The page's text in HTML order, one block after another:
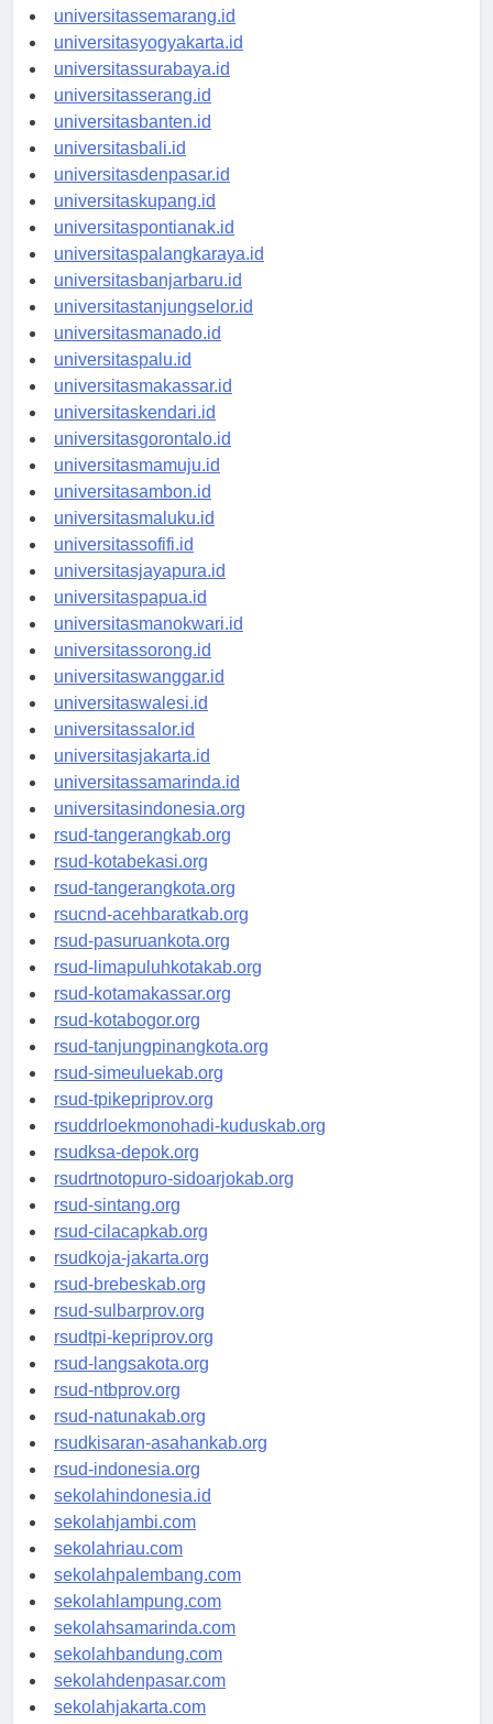
universitassemarang.id
universitasyogyakarta.id
universitassurabaya.id
universitasserang.id
universitasbanten.id
universitasbali.id
universitasdenpasar.id
universitaskupang.id
universitaspontianak.id
universitaspalangkaraya.id
universitasbanjarbaru.id
universitastanjungselor.id
universitasmanado.id
universitaspalu.id
universitasmakassar.id
universitaskendari.id
universitasgorontalo.id
universitasmamuju.id
universitasambon.id
universitasmaluku.id
universitassofifi.id
universitasjayapura.id
universitaspapua.id
universitasmanokwari.id
universitassorong.id
universitaswanggar.id
universitaswalesi.id
universitassalor.id
universitasjakarta.id
universitassamarinda.id
universitasindonesia.org
rsud-tangerangkab.org
rsud-kotabekasi.org
rsud-tangerangkota.org
rsucnd-acehbaratkab.org
rsud-pasuruankota.org
rsud-limapuluhkotakab.org
rsud-kotamakassar.org
rsud-kotabogor.org
rsud-tanjungpinangkota.org
rsud-simeuluekab.org
rsud-tpikepriprov.org
rsuddrloekmonohadi-kuduskab.org
rsudksa-depok.org
rsudrtnotopuro-sidoarjokab.org
rsud-sintang.org
rsud-cilacapkab.org
rsudkoja-jakarta.org
rsud-brebeskab.org
rsud-sulbarprov.org
rsudtpi-kepriprov.org
rsud-langsakota.org
rsud-ntbprov.org
rsud-natunakab.org
rsudkisaran-asahankab.org
rsud-indonesia.org
sekolahindonesia.id
sekolahjambi.com
sekolahriau.com
sekolahpalembang.com
sekolahlampung.com
sekolahsamarinda.com
sekolahbandung.com
sekolahdenpasar.com
sekolahjakarta.com